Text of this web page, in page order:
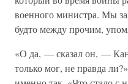
военного министра. Мы
будто между прочим,
«О да, — сказал он, —
только мог, не правда